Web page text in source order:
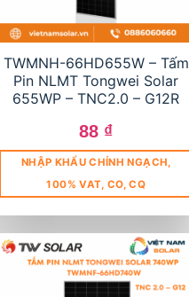
TWMNH-66HD655W – Tấm
Pin NLMT Tongwei Solar
655WP – TNC2.0 – G12R
88 ₫
NHẬP KHẨU CHÍNH NGẠCH,
100% VAT, CO, CQ